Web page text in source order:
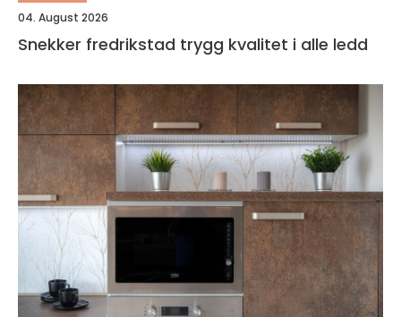
04. August 2026
Snekker fredrikstad trygg kvalitet i alle ledd